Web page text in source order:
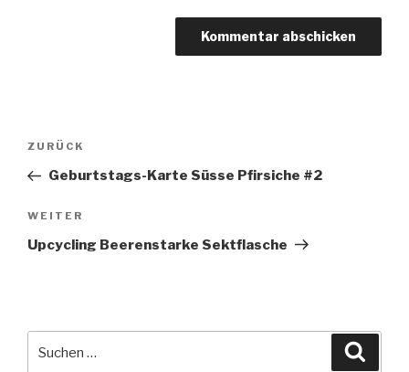
Beitragsnavigation
Vorheriger
Beitrag
ZURÜCK
Geburtstags-Karte Süsse Pfirsiche #2
Nächster
Beitrag
WEITER
Upcycling Beerenstarke Sektflasche